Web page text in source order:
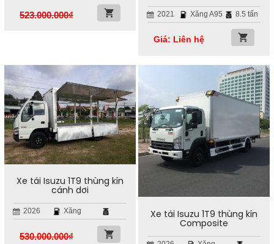
523.000.000₫ 2021 Xăng A95 8.5 tấn
Giá: Liên hệ
Xe tải Isuzu 1T9 thùng kín
cánh dơi
2026 Xăng
530.000.000₫
Xe tải Isuzu 1T9 thùng kín
Composite